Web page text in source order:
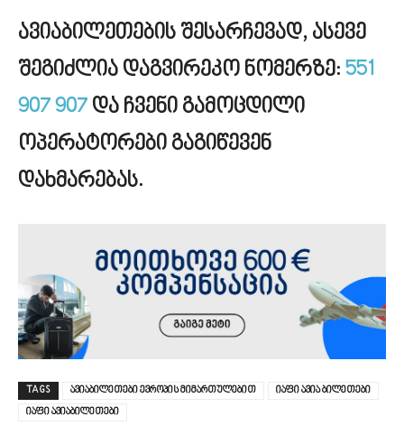
ავიაბილეთების შესარჩევად, ასევე
შეგიძლია დაგვირეკო ნომერზე: 551
907 907 და ჩვენი გამოცდილი
ოპერატორები გაგიწევენ
დახმარებას.
TAGS ავიაბილეთები ევროპის მიმართულებით
იაფი ავია ბილეთები
იაფი ავიაბილეთები